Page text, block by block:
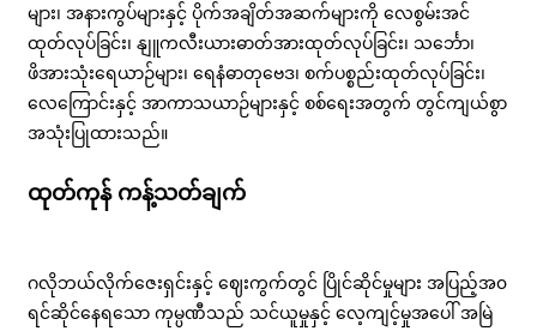
များ၊ အနားကွပ်များနှင့် ပိုက်အချိတ်အဆက်များကို လေစွမ်းအင်
ထုတ်လုပ်ခြင်း၊ နျူကလီးယားဓာတ်အားထုတ်လုပ်ခြင်း၊ သင်္ဘော၊
ဖိအားသုံးရေယာဉ်များ၊ ရေနံဓာတုဗေဒ၊ စက်ပစ္စည်းထုတ်လုပ်ခြင်း၊
လေကြောင်းနှင့် အာကာသယာဉ်များနှင့် စစ်ရေးအတွက် တွင်ကျယ်စွာ
အသုံးပြုထားသည်။
ထုတ်ကုန် ကန့်သတ်ချက်
ဂလိုဘယ်လိုက်ဇေးရှင်းနှင့် ဈေးကွက်တွင် ပြိုင်ဆိုင်မှုများ အပြည့်အ၀
ရင်ဆိုင်နေရသော ကုမ္ပဏီသည် သင်ယူမှုနှင့် လေ့ကျင့်မှုအပေါ် အမြဲ